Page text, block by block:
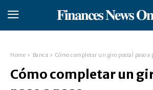
𝐅𝐢𝐧𝐚𝐧𝐜𝐞𝐬 𝐍𝐞𝐰𝐬
Home Banca Cómo completar un giro postal paso a
Cómo completar un